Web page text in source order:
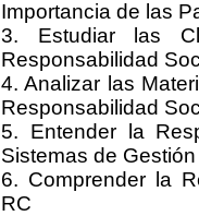
Importancia de las
3. Estudiar las
Responsabilidad
4. Analizar las
Responsabilidad
5. Entender la
Sistemas de Gestión
6. Comprender la
RC